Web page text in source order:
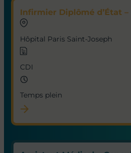
Infirmier Diplômé d’État
Hôpital Paris Saint-Joseph
CDI
Temps plein